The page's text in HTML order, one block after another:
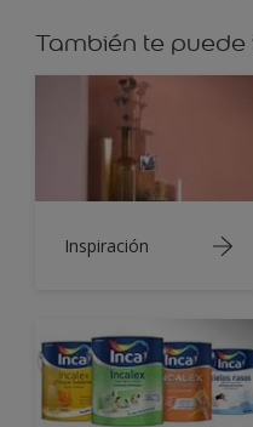
También te puede
Inspiración